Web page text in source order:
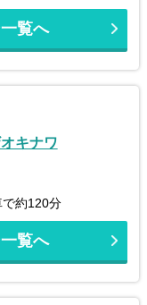
覧へ
キナワ
約120分
覧へ